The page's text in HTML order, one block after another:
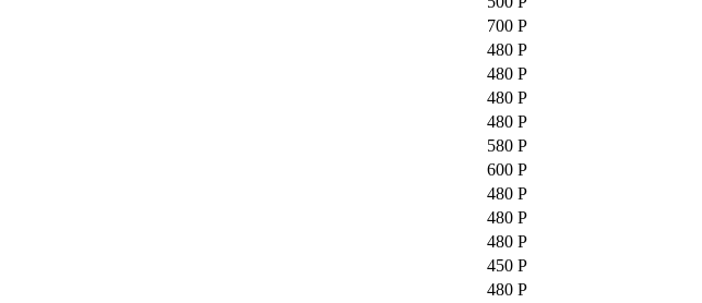
700 Р
480 Р
480 Р
480 Р
480 Р
580 Р
600 Р
480 Р
480 Р
480 Р
450 Р
480 Р